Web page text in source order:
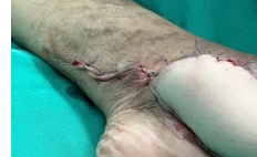
Lâm Đồng: Khuyến